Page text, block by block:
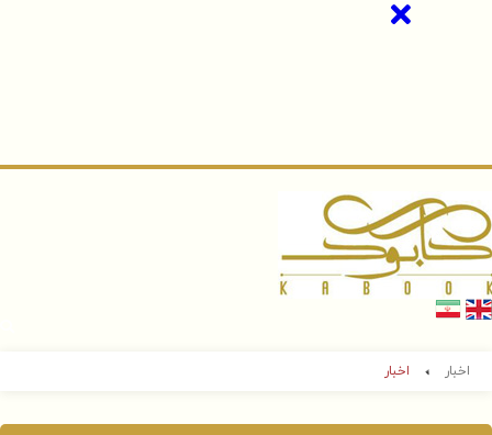
اخبار اخبار